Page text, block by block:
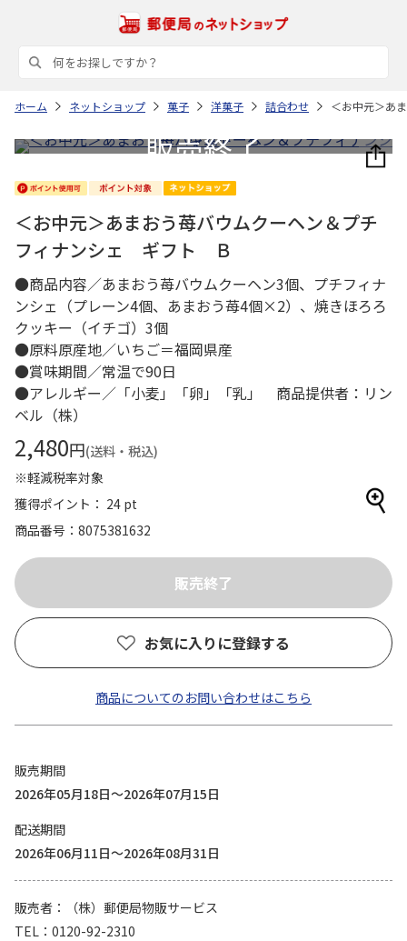
ホーム ネットショップ 菓子 洋菓子 詰合わせ ＜お中元＞あ
＜お中元＞あまおう苺バウムクーヘン＆プチ
フィナンシェ ギフト Ｂ
●商品内容／あまおう苺バウムクーヘン3個、プチフィナ
ンシェ（プレーン4個、あまおう苺4個×2）、焼きほろろ
クッキー（イチゴ）3個
●原料原産地／いちご＝福岡県産
●賞味期間／常温で90日
●アレルギー／「小麦」「卵」「乳」 商品提供者：リン
ベル（株）
2,480円(送料・税込)
※軽減税率対象
獲得ポイント： 24 pt
商品番号
8075381632
お気に入りに登録する
商品についてのお問い合わせはこちら
販売期間
2026年05月18日～2026年07月15日
配送期間
2026年06月11日～2026年08月31日
販売者
（株）郵便局物販サービス
TEL
0120-92-2310